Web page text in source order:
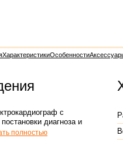
ХарактеристикиОсобенности
с
диагноза и
полностью